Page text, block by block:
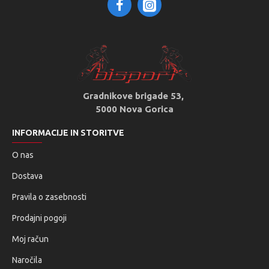
Gradnikove brigade 53,
5000 Nova Gorica
INFORMACIJE IN STORITVE
O nas
Dostava
Pravila o zasebnosti
Prodajni pogoji
Moj račun
Naročila